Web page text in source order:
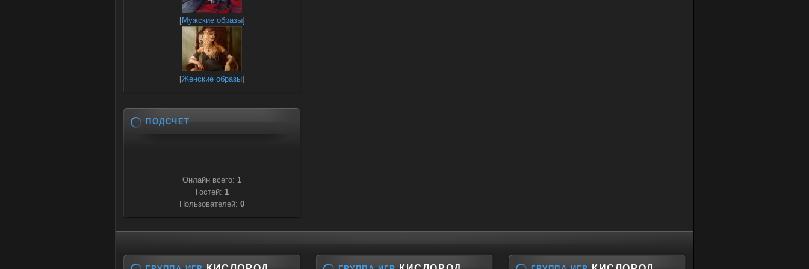
[Мужские образы]
[Женские образы]
ПОДСЧЕТ
Онлайн всего: 1
Гостей: 1
Пользователей: 0